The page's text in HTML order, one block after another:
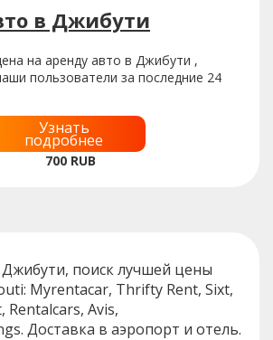
в Джибути
на аренду авто в Джибути ,
пользователи за последние 24
Узнать
подробнее
700 RUB
поиск лучшей цены
Myrentacar, Thrifty Rent, Sixt,
Rentalcars, Avis,
Доставка в аэропорт и отель.